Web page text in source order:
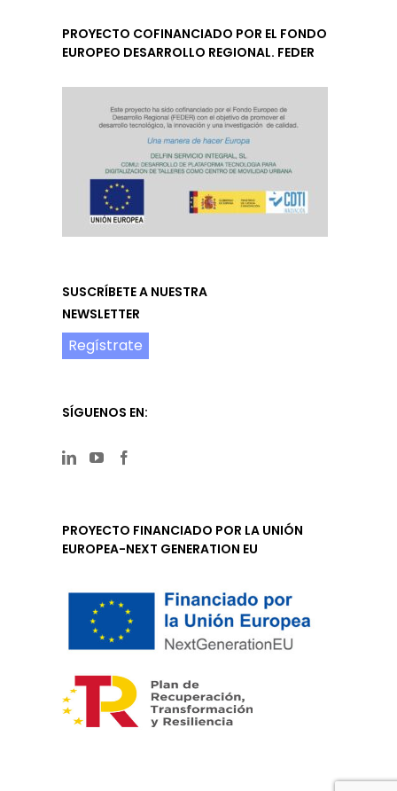
PROYECTO COFINANCIADO POR EL FONDO
EUROPEO DESARROLLO REGIONAL. FEDER
SUSCRÍBETE A NUESTRA
NEWSLETTER
Regístrate
SÍGUENOS EN:
PROYECTO FINANCIADO POR LA UNIÓN
EUROPEA-NEXT GENERATION EU